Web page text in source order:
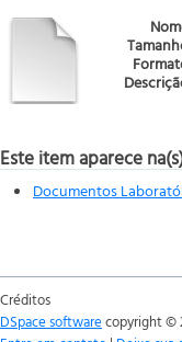
Este item aparece
Documentos
Créditos
DSpace softwarecopyright ©